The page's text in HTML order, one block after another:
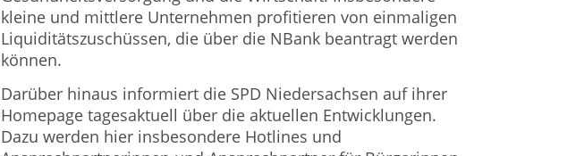
kleine und mittlere Unternehmen profitieren von einmaligen
Liquiditätszuschüssen, die über die NBank beantragt werden
können.
Darüber hinaus informiert die SPD Niedersachsen auf ihrer
Homepage tagesaktuell über die aktuellen Entwicklungen.
Dazu werden hier insbesondere Hotlines und